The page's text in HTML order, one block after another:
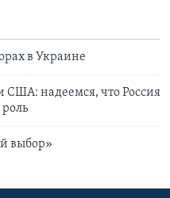
в Украине
США: надеемся, что Россия
выбор»